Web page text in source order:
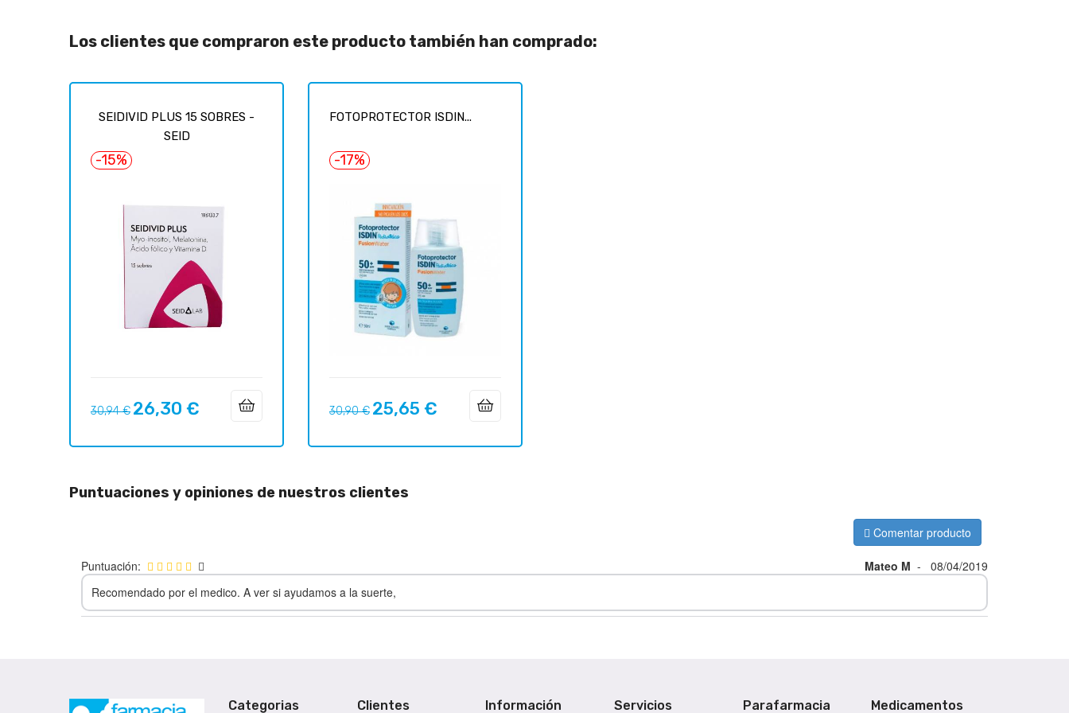
Los clientes que compraron este producto también han comprado:
SEIDIVID PLUS 15 SOBRES -
SEID
-15%
Precio
30,94 € Precio
26,30 €
FOTOPROTECTOR ISDIN...
-17%
Precio
30,90 € Precio
25,65 €
Puntuaciones y opiniones de nuestros clientes
Comentar producto
Puntuación: Mateo M -
08/04/2019
Recomendado por el medico. A ver si ayudamos a la suerte,
Categorias Clientes Información Servicios Parafarmacia Medicamentos